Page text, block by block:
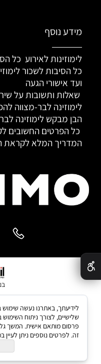
מידע נוסף
לימוזינות לאירוע כל
כל הסיבות לשכור
ועד אישורי הגעה
שאלות ותשובות על
לימוזינה לבר-מצווה
הבן מבקש לימוזינה
כל הפרטים החשובים
המדריך המלא לקראת
שלישיים, לצורך ניתוח
פרסום מותאם אישית. המשך
זה. לפרטים נוספים ניתן לעיין